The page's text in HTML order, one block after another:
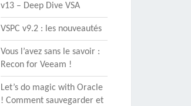
v13 – Deep Dive VSA
VSPC v9.2 : les nouveautés
Vous l’avez sans le savoir :
Recon for Veeam !
Let’s do magic with Oracle
! Comment sauvegarder et